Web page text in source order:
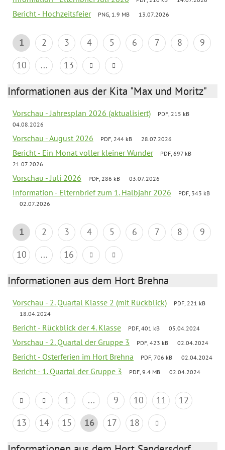
Bericht - Hochzeitsfeier PNG, 1.9 MB 13.07.2026
1 2 3 4 5 6 7 8
9
10
... 13
Informationen aus der Kita "Max und Moritz"
Vorschau - Jahresplan 2026 (aktualisiert)
PDF, 215 kB
04.08.2026
Vorschau - August 2026 PDF, 244 kB 28.07.2026
Bericht - Ein Monat voller kleiner Wunder
PDF, 697 kB
21.07.2026
Vorschau - Juli 2026 PDF, 286 kB 03.07.2026
Information - Elternbrief zum 1. Halbjahr 2026
PDF, 343 kB
02.07.2026
1 2 3 4 5 6 7 8
9
10
... 16
Informationen aus dem Hort Brehna
Vorschau - 2. Quartal Klasse 2 (mit Rückblick)
PDF, 221 kB
18.04.2024
Bericht - Rückblick der 4. Klasse PDF, 401 kB 05.04.2024
Vorschau - 2. Quartal der Gruppe 3 PDF, 423 kB 02.04.2024
Bericht - Osterferien im Hort Brehna PDF, 706 kB 02.04.2024
Bericht - 1. Quartal der Gruppe 3 PDF, 9.4 MB 02.04.2024
1 ... 9 10 11
12
13
14 15 16 17 18